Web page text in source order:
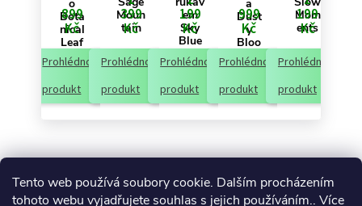
Tento web používá soubory cookie. Dalším procházením
tohoto webu vyjadřujete souhlas s jejich používáním.. Více
o
Bota
nical
Leaf
899
Kč
Prohlédnout
produkt
Moun
tain
399
Kč
Prohlédnout
produkt
em
Sky
Blue
199
Kč
Prohlédnout
produkt
a
Dust
y
Bloo
m
999
Kč
Prohlédnout
produkt
Mom
ents
199
Kč
Prohlédnout
produkt